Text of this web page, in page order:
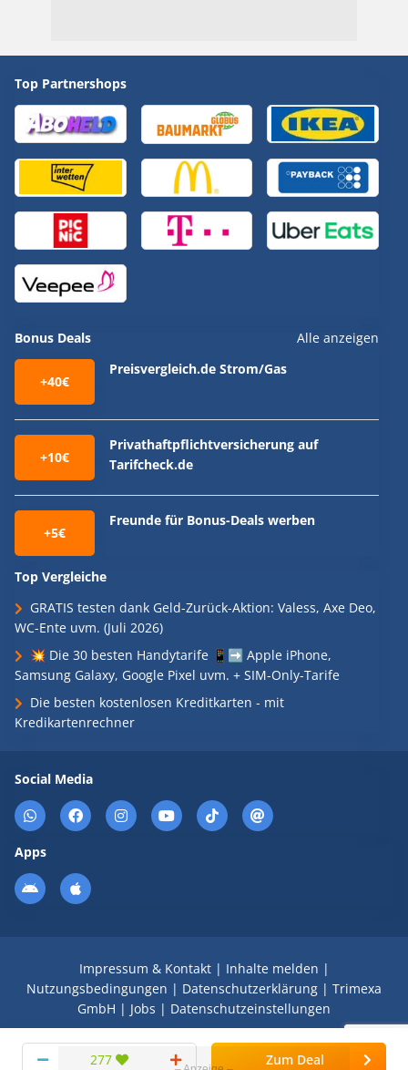
277 Zum Deal
Top Partnershops
Bonus Deals Alle anzeigen
+40€
Preisvergleich.de Strom/Gas
+10€
Privathaftpflichtversicherung auf
Tarifcheck.de
+5€
Freunde für Bonus-Deals werben
Top Vergleiche
GRATIS testen dank Geld-Zurück-Aktion: Valess, Axe Deo,
WC-Ente uvm. (Juli 2026)
💥 Die 30 besten Handytarife 📱➡️ Apple iPhone,
Samsung Galaxy, Google Pixel uvm. + SIM-Only-Tarife
Die besten kostenlosen Kreditkarten - mit
Kredikartenrechner
Social Media
Apps
Impressum & Kontakt| Inhalte melden |
Nutzungsbedingungen | Datenschutzerklärung | Trimexa
GmbH | Jobs | Datenschutzeinstellungen
© 2008 - 2026 Schnäppchen Blog mit Doktortitel -
DealDoktor.de